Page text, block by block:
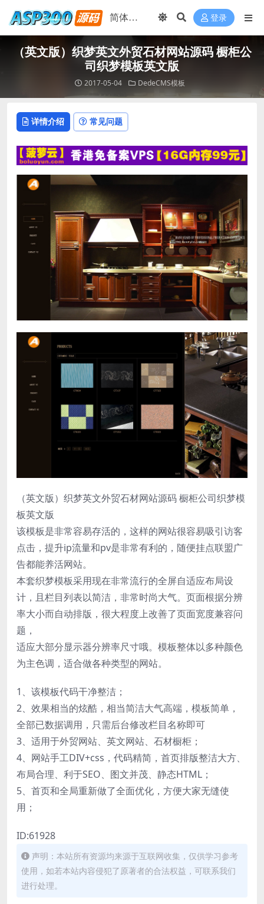
登录
（英文版）织梦英文外贸石材网站源码 橱柜公
司织梦模板英文版
2017-05-04 DedeCMS模板
详情介绍 常见问题
（英文版）织梦英文外贸石材网站源码 橱柜公司织梦模
板英文版
该模板是非常容易存活的，这样的网站很容易吸引访客
点击，提升ip流量和pv是非常有利的，随便挂点联盟广
告都能养活网站。
本套织梦模板采用现在非常流行的全屏自适应布局设
计，且栏目列表以简洁，非常时尚大气。页面根据分辨
率大小而自动排版，很大程度上改善了页面宽度兼容问
题，
适应大部分显示器分辨率尺寸哦。模板整体以多种颜色
为主色调，适合做各种类型的网站。
1、该模板代码干净整洁；
2、效果相当的炫酷，相当简洁大气高端，模板简单，
全部已数据调用，只需后台修改栏目名称即可
3、适用于外贸网站、英文网站、石材橱柜；
4、网站手工DIV+css，代码精简，首页排版整洁大方、
布局合理、利于SEO、图文并茂、静态HTML；
5、首页和全局重新做了全面优化，方便大家无缝使
用；
ID:61928
声明：本站所有资源均来源于互联网收集，仅供学习参考
使用，如若本站内容侵犯了原著者的合法权益，可联系我们
进行处理。